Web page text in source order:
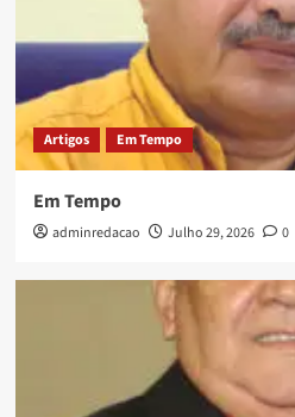
Artigos Em Tempo
Em Tempo
adminredacao Julho 29, 2026 0